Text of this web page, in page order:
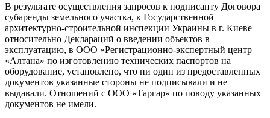
В результате осуществления запросов к подписанту Договора
субаренды земельного участка, к Государственной
архитектурно-строительной инспекции Украины в г. Киеве
относительно Деклараций о введении объектов в
эксплуатацию, в ООО «Регистрационно-экспертный центр
«Алтана» по изготовлению технических паспортов на
оборудование, установлено, что ни один из предоставленных
документов указанные стороны не подписывали и не
выдавали. Отношений с ООО «Таргар» по поводу указанных
документов не имели.